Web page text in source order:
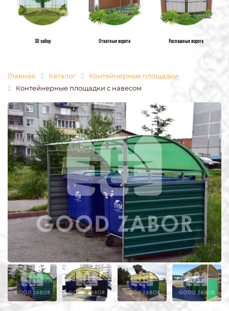
3D забор Откатные ворота Распашные ворота
Главная Каталог
Контейнерные площадки
Контейнерные площадки с навесом